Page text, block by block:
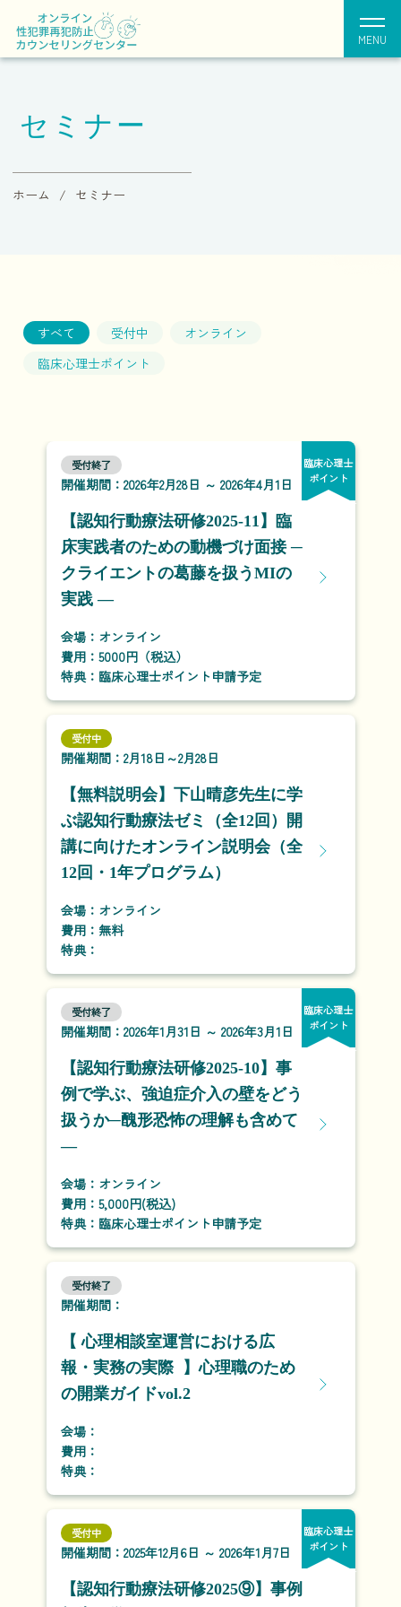
MENU
セミナー
ホーム セミナー
すべて 受付中
オンライン
臨床心理士ポイント
臨床心理士
ポイント
受付終了
開催期間：2026年2月28日 ～ 2026年4月1日
【認知行動療法研修2025-11】臨
床実践者のための動機づけ面接 ─
クライエントの葛藤を扱うMIの
実践 ―
会場：オンライン
費用：5000円（税込）
特典：臨床心理士ポイント申請予定
受付中
開催期間：2月18日～2月28日
【無料説明会】下山晴彦先生に学
ぶ認知行動療法ゼミ（全12回）開
講に向けたオンライン説明会（全
12回・1年プログラム）
会場：オンライン
費用：無料
特典：
臨床心理士
ポイント
受付終了
開催期間：2026年1月31日 ～ 2026年3月1日
【認知行動療法研修2025-10】事
例で学ぶ、強迫症介入の壁をどう
扱うか─醜形恐怖の理解も含めて
―
会場：オンライン
費用：5,000円(税込)
特典：臨床心理士ポイント申請予定
受付終了
開催期間：
【 心理相談室運営における広
報・実務の実際 】心理職のため
の開業ガイドvol.2
会場：
費用：
特典：
臨床心理士
ポイント
受付中
開催期間：2025年12月6日 ～ 2026年1月7日
【認知行動療法研修2025⑨】事例